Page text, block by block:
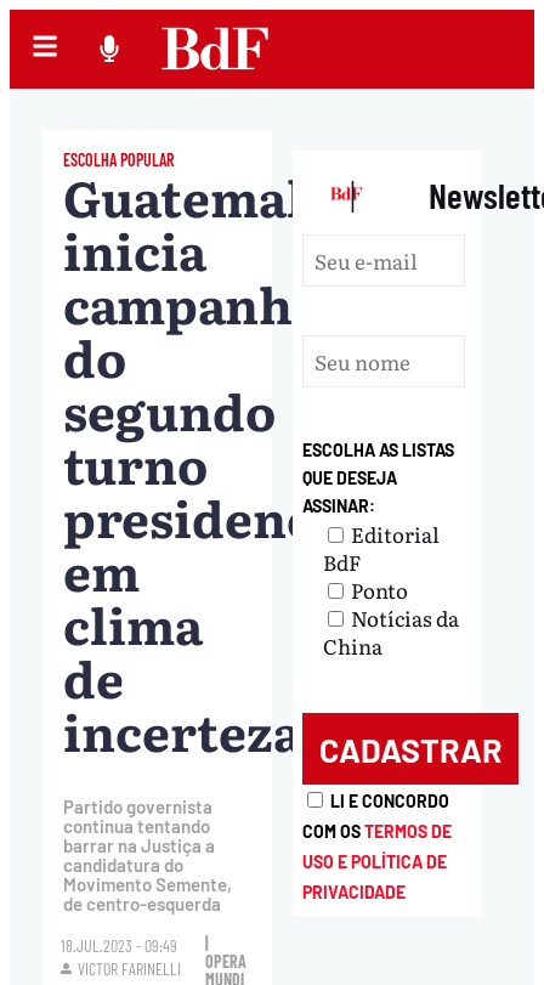
ESCOLHA POPULAR
Guatemala
inicia
campanha
do
segundo
turno
presidencial
em
clima
de
incerteza
Partido governista
continua tentando
barrar na Justiça a
candidatura do
Movimento Semente,
de centro-esquerda
18.JUL.2023 - 09:49
VICTOR FARINELLI
OPERA
MUNDI
|
ESCOLHA AS LISTAS
QUE DESEJA
ASSINAR:
Editorial
BdF
Ponto
Notícias da
China
LI E CONCORDO
COM OSTERMOS DE
USO E POLÍTICA DE
PRIVACIDADE